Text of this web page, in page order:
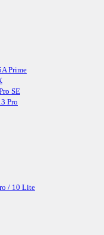
Prime
SE
Pro
/ 10 Lite